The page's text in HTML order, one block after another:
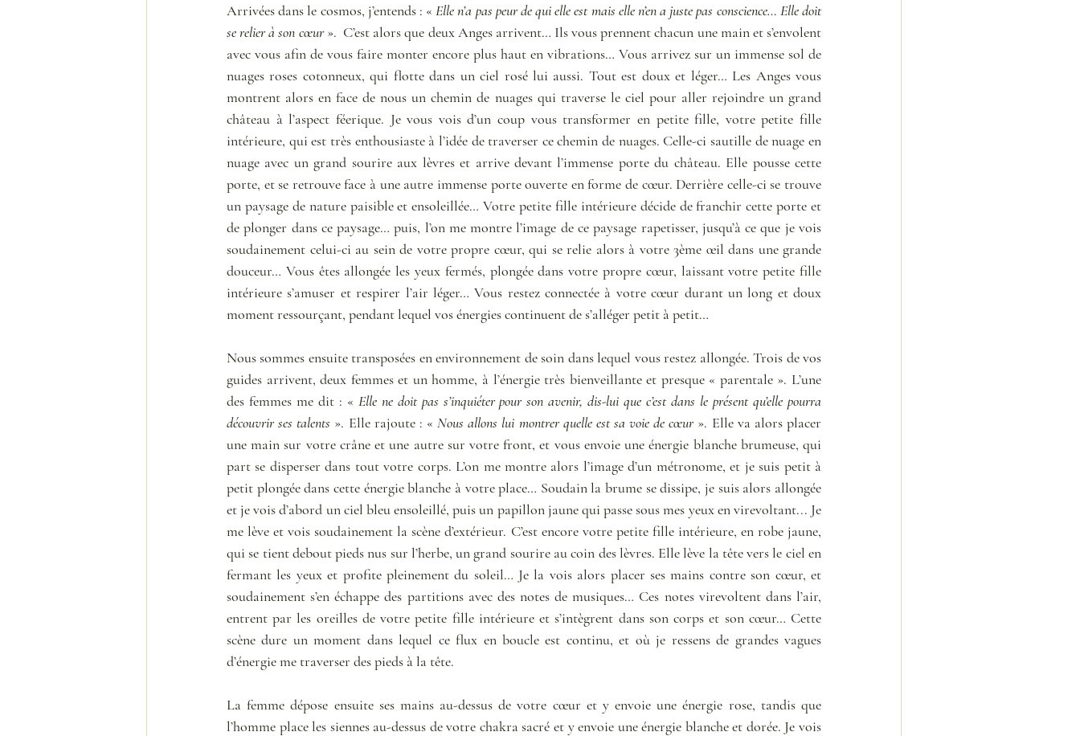
Arrivées dans le cosmos, j’entends : « Elle n’a pas peur de qui elle est mais elle n’en a juste pas conscience… Elle doit
se relier à son cœur ».  C’est alors que deux Anges arrivent… Ils vous prennent chacun une main et s’envolent
avec vous afin de vous faire monter encore plus haut en vibrations… Vous arrivez sur un immense sol de
nuages roses cotonneux, qui flotte dans un ciel rosé lui aussi. Tout est doux et léger… Les Anges vous
montrent alors en face de nous un chemin de nuages qui traverse le ciel pour aller rejoindre un grand
château à l’aspect féerique. Je vous vois d’un coup vous transformer en petite fille, votre petite fille
intérieure, qui est très enthousiaste à l’idée de traverser ce chemin de nuages. Celle-ci sautille de nuage en
nuage avec un grand sourire aux lèvres et arrive devant l’immense porte du château. Elle pousse cette
porte, et se retrouve face à une autre immense porte ouverte en forme de cœur. Derrière celle-ci se trouve
un paysage de nature paisible et ensoleillée… Votre petite fille intérieure décide de franchir cette porte et
de plonger dans ce paysage… puis, l’on me montre l’image de ce paysage rapetisser, jusqu’à ce que je vois
soudainement celui-ci au sein de votre propre cœur, qui se relie alors à votre 3ème œil dans une grande
douceur… Vous êtes allongée les yeux fermés, plongée dans votre propre cœur, laissant votre petite fille
intérieure s’amuser et respirer l’air léger… Vous restez connectée à votre cœur durant un long et doux
moment ressourçant, pendant lequel vos énergies continuent de s’alléger petit à petit…
Nous sommes ensuite transposées en environnement de soin dans lequel vous restez allongée. Trois de vos
guides arrivent, deux femmes et un homme, à l’énergie très bienveillante et presque « parentale ». L’une
des femmes me dit : « Elle ne doit pas s’inquiéter pour son avenir, dis-lui que c’est dans le présent qu’elle pourra
découvrir ses talents ». Elle rajoute : « Nous allons lui montrer quelle est sa voie de cœur ». Elle va alors placer
une main sur votre crâne et une autre sur votre front, et vous envoie une énergie blanche brumeuse, qui
part se disperser dans tout votre corps. L’on me montre alors l’image d’un métronome, et je suis petit à
petit plongée dans cette énergie blanche à votre place… Soudain la brume se dissipe, je suis alors allongée
et je vois d’abord un ciel bleu ensoleillé, puis un papillon jaune qui passe sous mes yeux en virevoltant... Je
me lève et vois soudainement la scène d’extérieur. C’est encore votre petite fille intérieure, en robe jaune,
qui se tient debout pieds nus sur l’herbe, un grand sourire au coin des lèvres. Elle lève la tête vers le ciel en
fermant les yeux et profite pleinement du soleil… Je la vois alors placer ses mains contre son cœur, et
soudainement s’en échappe des partitions avec des notes de musiques… Ces notes virevoltent dans l’air,
entrent par les oreilles de votre petite fille intérieure et s’intègrent dans son corps et son cœur… Cette
scène dure un moment dans lequel ce flux en boucle est continu, et où je ressens de grandes vagues
d’énergie me traverser des pieds à la tête.
La femme dépose ensuite ses mains au-dessus de votre cœur et y envoie une énergie rose, tandis que
l’homme place les siennes au-dessus de votre chakra sacré et y envoie une énergie blanche et dorée. Je vois